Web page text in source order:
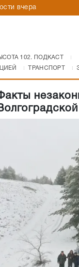
вчера
102. ПОДКАСТ
ТРАНСПОРТ